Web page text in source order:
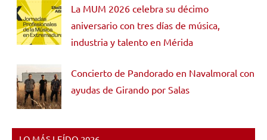
La MUM 2026 celebra su décimo
aniversario con tres días de música,
industria y talento en Mérida
Concierto de Pandorado en Navalmoral con
ayudas de Girando por Salas